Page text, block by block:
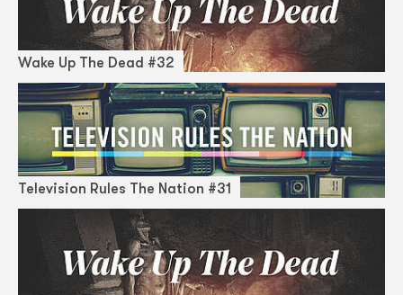
Wake Up The Dead #32
Television Rules The Nation #31